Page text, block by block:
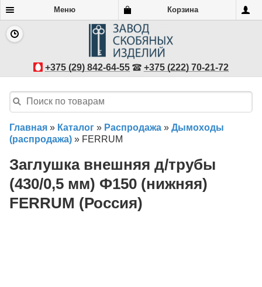
Меню Корзина
+375 (29) 842-64-55 +375 (222) 70-21-72
Главная » Каталог » Распродажа » Дымоходы
(распродажа) » FERRUM
Заглушка внешняя д/трубы
(430/0,5 мм) Ф150 (нижняя)
FERRUM (Россия)